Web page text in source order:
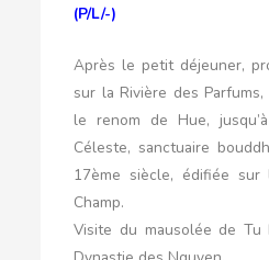
(P/L/-)
Après le petit déjeuner,
sur la Rivière des
le renom de Hue,
Céleste, sanctuaire
17ème siècle, édifiée sur
Champ.
Visite du mausolée de